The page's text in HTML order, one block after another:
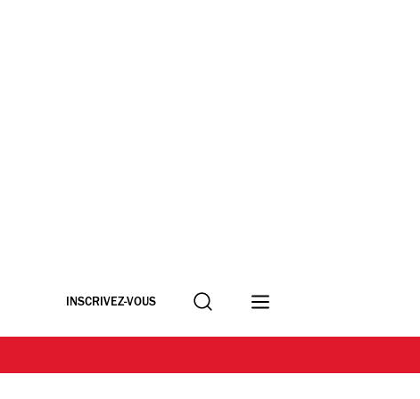
INSCRIVEZ-VOUS Recherche